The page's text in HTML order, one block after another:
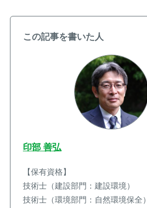
この記事を書いた人
印部 善弘
【保有資格】
技術士（建設部門：建設環境）
技術士（環境部門：自然環境保全）